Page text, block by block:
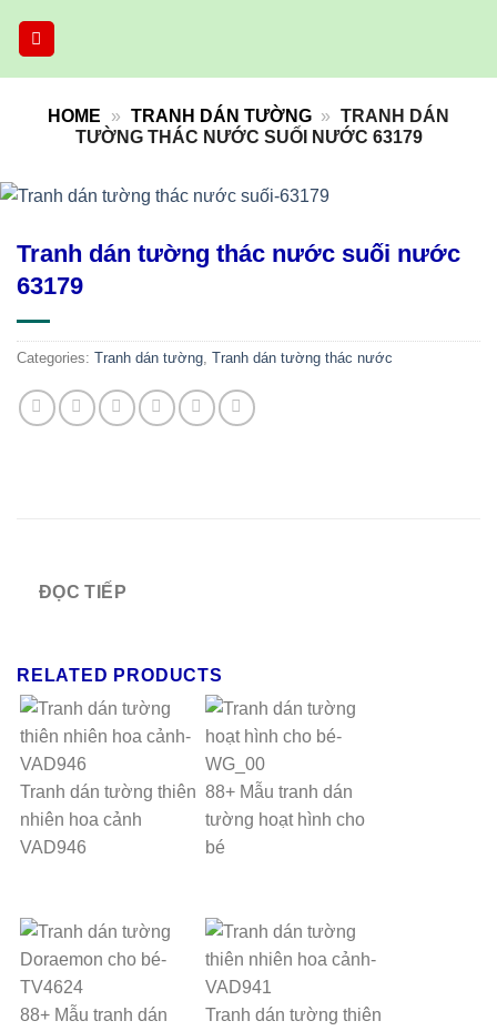
HOME » TRANH DÁN TƯỜNG » TRANH DÁN
TƯỜNG THÁC NƯỚC SUỐI NƯỚC 63179
Tranh dán tường thác nước suối nước
63179
Categories: Tranh dán tường, Tranh dán tường thác nước
ĐỌC TIẾP
RELATED PRODUCTS
Tranh dán tường thiên
nhiên hoa cảnh
VAD946
88+ Mẫu tranh dán
tường hoạt hình cho
bé
88+ Mẫu tranh dán
Tranh dán tường thiên